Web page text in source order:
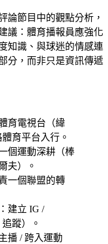
論節目中的觀點分析，
議：體育播報員應強化
知識、與球迷的情感連
分，而非只是資訊傳遞
育電視台（緯
育平台 入行。
個運動深耕（棒
夫）。
一個聯盟的轉
：建立 IG /
蹤）。
播 / 跨入運動